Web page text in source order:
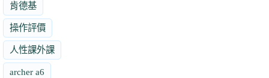
肯德基
操作評價
人性課外課
archer a6